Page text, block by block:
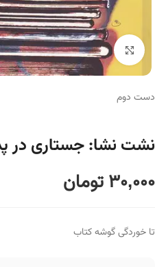
برای بزرگنمایی کلیک کنید
دست دوم
نشت نشا: جستاری در
30,000تومان
تا خوردگی گوشه کتاب